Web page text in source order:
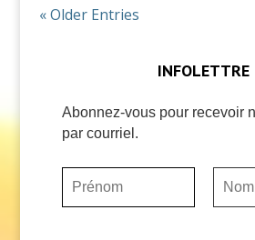
« Older Entries
INFOLETTRE
Abonnez-vous pour recevoir
par courriel.